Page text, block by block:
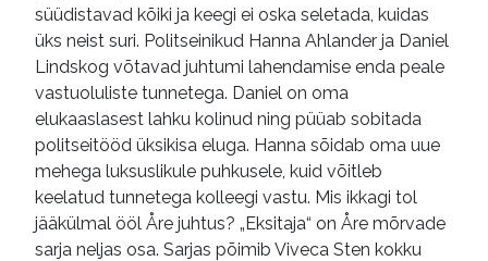
süüdistavad kõiki ja keegi ei oska seletada, kuidas
üks neist suri. Politseinikud Hanna Ahlander ja Daniel
Lindskog võtavad juhtumi lahendamise enda peale
vastuoluliste tunnetega. Daniel on oma
elukaaslasest lahku kolinud ning püüab sobitada
politseitööd üksikisa eluga. Hanna sõidab oma uue
mehega luksuslikule puhkusele, kuid võitleb
keelatud tunnetega kolleegi vastu. Mis ikkagi tol
jääkülmal ööl Åre juhtus? „Eksitaja“ on Åre mõrvade
sarja neljas osa. Sarjas põimib Viveca Sten kokku